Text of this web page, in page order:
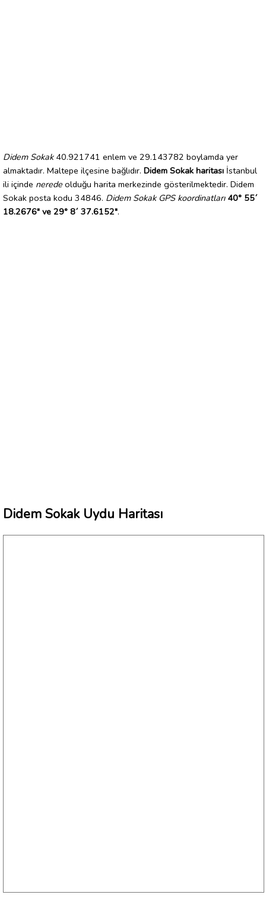
Didem Sokak40.921741 enlem ve 29.143782 boylamda yer
almaktadır. Maltepe ilçesine bağlıdır. Didem Sokak haritası İstanbul
ili içinde nerede olduğu harita merkezinde gösterilmektedir. Didem
Sokak posta kodu 34846. Didem Sokak GPS koordinatları 40° 55´
18.2676" ve 29° 8´ 37.6152".
Didem Sokak Uydu Haritası